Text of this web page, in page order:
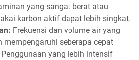
yang sangat berat atau
karbon aktif dapat lebih singkat.
Frekuensi dan volume air yang
mempengaruhi seberapa cepat
yang lebih intensif